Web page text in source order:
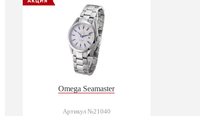
Omega Seamaster
Артикул №21040